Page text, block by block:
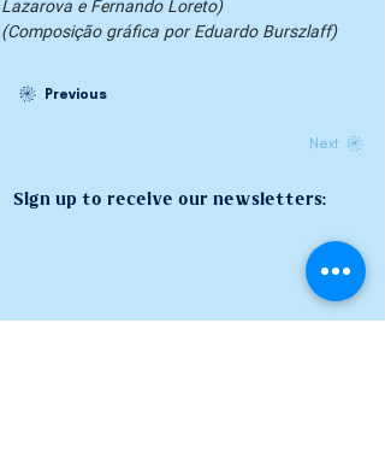
Lazarova e Fernando Loreto)
(Composição gráfica por Eduardo Burszlaff)
Previous
Next
Sign up to receive our newsletters: